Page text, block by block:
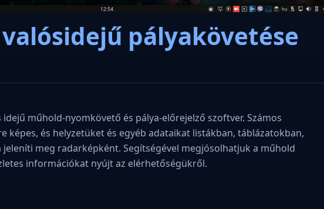
pályakövetése
idejű műhold-nyomkövető és pálya-előrejelző szoftver. Számos
képes, és helyzetüket és egyéb adataikat listákban, táblázatokban,
meg radarképként. Segítségével megjósolhatjuk a műhold
információkat nyújt az elérhetőségükről.